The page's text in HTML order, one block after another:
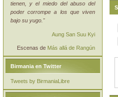
tienen, y el miedo del abuso del
poder corrompe a los que viven
bajo su yugo."
Aung San Suu Kyi
Escenas de Más allá de Rangún
Birmania en Twitter
Tweets by BirmaniaLibre